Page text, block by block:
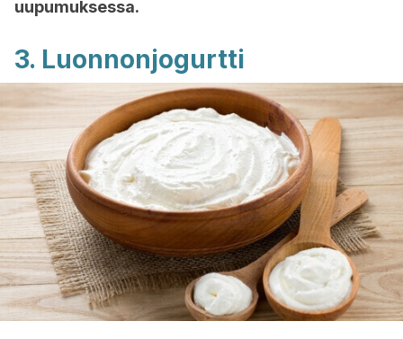
uupumuksessa.
3. Luonnonjogurtti